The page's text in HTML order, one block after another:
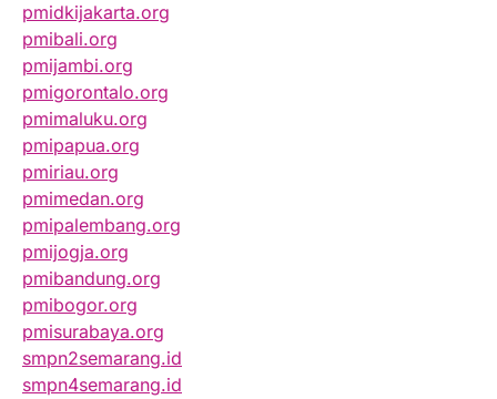
pmidkijakarta.org
pmibali.org
pmijambi.org
pmigorontalo.org
pmimaluku.org
pmipapua.org
pmiriau.org
pmimedan.org
pmipalembang.org
pmijogja.org
pmibandung.org
pmibogor.org
pmisurabaya.org
smpn2semarang.id
smpn4semarang.id